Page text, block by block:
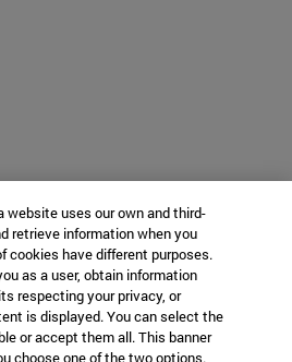
website uses our own and third-
retrieve information when you
cookies have different purposes.
as a user, obtain information
respecting your privacy, or
is displayed. You can select the
or accept them all. This banner
choose one of the two options.